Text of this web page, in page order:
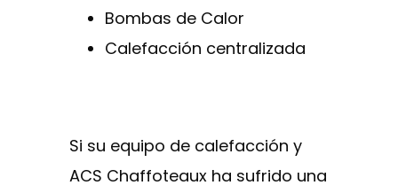
Bombas de Calor
Calefacción centralizada
Si su equipo de calefacción y
ACS Chaffoteaux ha sufrido una